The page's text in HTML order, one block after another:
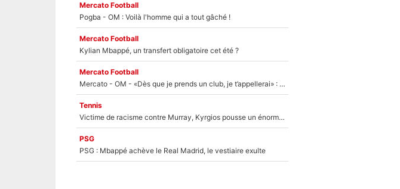
Mercato Football
Pogba - OM : Voilà l'homme qui a tout gâché !
Mercato Football
Kylian Mbappé, un transfert obligatoire cet été ?
Mercato Football
Mercato - OM - «Dès que je prends un club, je t’appellerai» : La promesse de Marcelino au moment de claquer la porte
Tennis
Victime de racisme contre Murray, Kyrgios pousse un énorme coup de gueule !
PSG
PSG : Mbappé achève le Real Madrid, le vestiaire exulte